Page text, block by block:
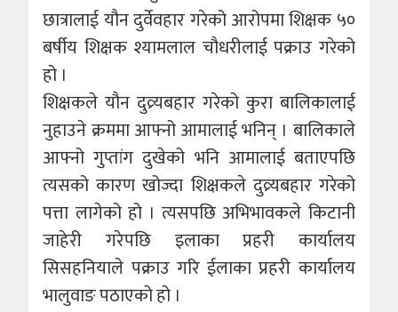
छात्रालाई यौन दुर्वेवहार गरेको आरोपमा शिक्षक ५०
बर्षीय शिक्षक श्यामलाल चौधरीलाई पक्राउ गरेको
हो ।
शिक्षकले यौन दुव्र्यबहार गरेको कुरा बालिकालाई
नुहाउने क्रममा आफ्नो आमालाई भनिन् । बालिकाले
आफ्नो गुप्तांग दुखेको भनि आमालाई बताएपछि
त्यसको कारण खोज्दा शिक्षकले दुव्र्यबहार गरेको
पत्ता लागेको हो । त्यसपछि अभिभावकले किटानी
जाहेरी गरेपछि इलाका प्रहरी कार्यालय
सिसहनियाले पक्राउ गरि ईलाका प्रहरी कार्यालय
भालुवाङ पठाएको हो ।